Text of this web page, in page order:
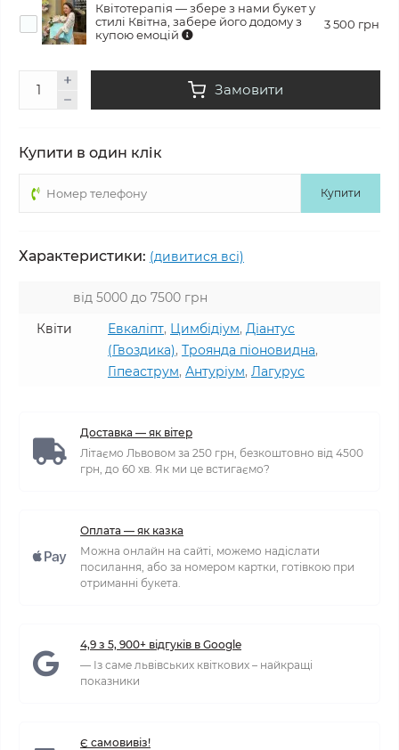
Квітотерапія — збере з нами букет у
стилі Квітна, забере його додому з
купою емоцій
3 500 грн
Замовити
Купити в один клік
Купити
Характеристики: (дивитися всі)
від 5000 до 7500 грн
Квіти
Евкаліпт, Цимбідіум, Діантус
(Гвоздика), Троянда піоновидна,
Гіпеаструм, Антуріум, Лагурус
Доставка — як вітер
Літаємо Львовом за 250 грн, безкоштовно від 4500
грн, до 60 хв. Як ми це встигаємо?
Оплата — як казка
Можна онлайн на сайті, можемо надіслати
посилання, або за номером картки, готівкою при
отриманні букета.
4,9 з 5, 900+ відгуків в Google
— Із саме львівських квіткових – найкращі
показники
Є самовивіз!